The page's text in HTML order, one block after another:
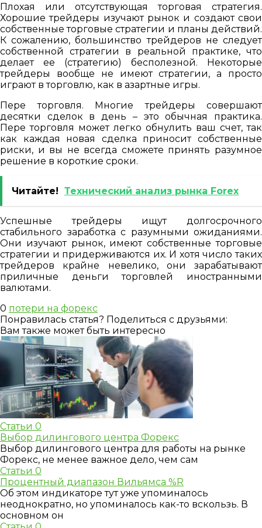
Плохая или отсутствующая торговая стратегия.
Хорошие трейдеры изучают рынок и создают свои
собственные торговые стратегии и планы действий.
К сожалению, большинство трейдеров не следует
собственной стратегии в реальной практике, что
делает ее (стратегию) бесполезной. Некоторые
трейдеры вообще не имеют стратегии, а просто
играют в торговлю, как в азартные игры.
Пере торговля. Многие трейдеры совершают
десятки сделок в день – это обычная практика.
Пере торговля может легко обнулить ваш счет, так
как каждая новая сделка приносит собственные
риски, и вы не всегда сможете принять разумное
решение в короткие сроки.
Читайте! Технический анализ рынка Forex
Успешные трейдеры ищут долгосрочного
стабильного заработка с разумными ожиданиями.
Они изучают рынок, имеют собственные торговые
стратегии и придерживаются их. И хотя число таких
трейдеров крайне невелико, они зарабатывают
приличные деньги торговлей иностранными
валютами.
0 потери на форекс
Понравилась статья? Поделиться с друзьями:
Вам также может быть интересно
Статьи 0
Выбор дилингового центра Форекс
Выбор дилингового центра для работы на рынке
Форекс, не менее важное дело, чем сам
Статьи 0
Процентный диапазон Вильямса %R
Об этом индикаторе тут уже упоминалось
неоднократно, но упоминалось как-то вскользь. В
основном он